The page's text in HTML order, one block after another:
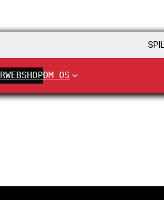
WEBSHOPOM OS